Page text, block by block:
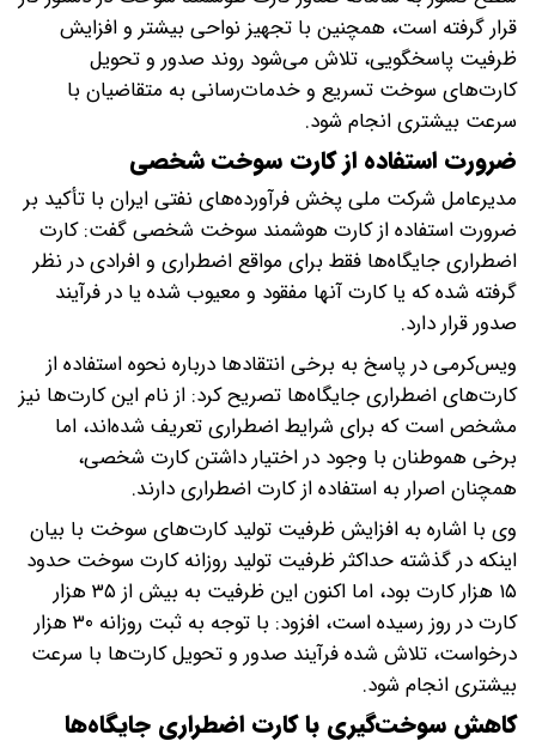
قرار گرفته است، همچنین با تجهیز نواحی بیشتر و افزایش
ظرفیت پاسخگویی، تلاش می‌شود روند صدور و تحویل
کارت‌های سوخت تسریع و خدمات‌رسانی به متقاضیان با
سرعت بیشتری انجام شود.
ضرورت استفاده از کارت سوخت شخصی
مدیرعامل شرکت ملی پخش فرآورده‌های نفتی ایران با تأکید بر
ضرورت استفاده از کارت هوشمند سوخت شخصی گفت: کارت
اضطراری جایگاه‌ها فقط برای مواقع اضطراری و افرادی در نظر
گرفته شده که یا کارت آنها مفقود و معیوب شده یا در فرآیند
صدور قرار دارد.
ویس‌کرمی در پاسخ به برخی انتقادها درباره نحوه استفاده از
کارت‌های اضطراری جایگاه‌ها تصریح کرد: از نام این کارت‌ها نیز
مشخص است که برای شرایط اضطراری تعریف شده‌اند، اما
برخی هموطنان با وجود در اختیار داشتن کارت شخصی،
همچنان اصرار به استفاده از کارت اضطراری دارند.
وی با اشاره به افزایش ظرفیت تولید کارت‌های سوخت با بیان
اینکه در گذشته حداکثر ظرفیت تولید روزانه کارت سوخت حدود
۱۵ هزار کارت بود، اما اکنون این ظرفیت به بیش از ۳۵ هزار
کارت در روز رسیده است، افزود: با توجه به ثبت روزانه ۳۰ هزار
درخواست، تلاش شده فرآیند صدور و تحویل کارت‌ها با سرعت
بیشتری انجام شود.
کاهش سوخت‌گیری با کارت اضطراری جایگاه‌ها